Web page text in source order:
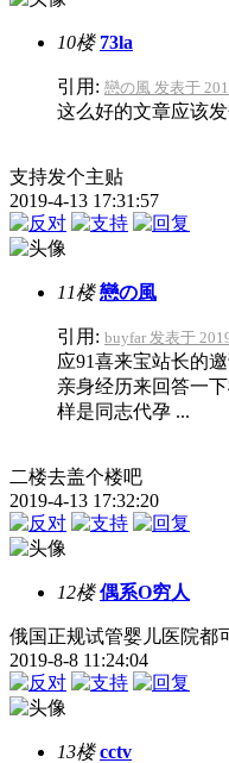
10楼 73la
引用: 戀の風 发表于
这么好的文章应该发
支持发个主贴
2019-4-13 17:31:57
11楼 戀の風
引用: buyfar 发表于
应91喜来宝站长的
亲身经历来回答一
样是同志代孕 ...
二楼去盖个楼吧
2019-4-13 17:32:20
12楼 偶系O穷人
俄国正规试管婴儿医院都
2019-8-8 11:24:04
13楼 cctv